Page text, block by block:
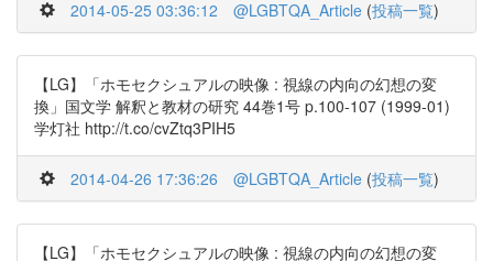
2014-05-25 03:36:12 @LGBTQA_Article (投稿一覧)
【LG】「ホモセクシュアルの映像 : 視線の内向の幻想の変
換」国文学 解釈と教材の研究 44巻1号 p.100-107 (1999-01)
学灯社 http://t.co/cvZtq3PIH5
2014-04-26 17:36:26 @LGBTQA_Article (投稿一覧)
【LG】「ホモセクシュアルの映像 : 視線の内向の幻想の変